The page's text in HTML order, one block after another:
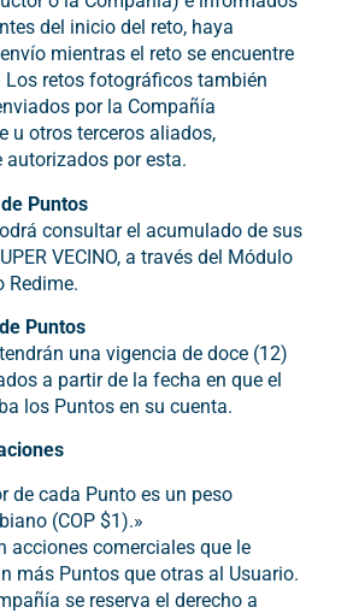
del inicio del reto, haya
mientras el reto se encuentre
Los retos fotográficos también
por la Compañía
u otros terceros aliados,
autorizados por esta.
Puntos
consultar el acumulado de sus
VECINO, a través del Módulo
Redime.
Puntos
una vigencia de doce (12)
a partir de la fecha en que el
los Puntos en su cuenta.
de cada Punto es un peso
(COP $1).»
acciones comerciales que le
más Puntos que otras al Usuario.
se reserva el derecho a